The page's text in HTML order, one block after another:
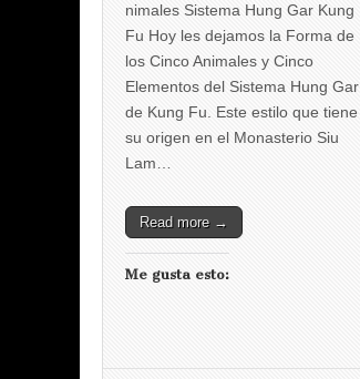
nimales Sistema Hung Gar Kung
Fu Hoy les dejamos la Forma de
los Cinco Animales y Cinco
Elementos del Sistema Hung Gar
de Kung Fu. Este estilo que tiene
su origen en el Monasterio Siu
Lam…
Read more →
Me gusta esto: